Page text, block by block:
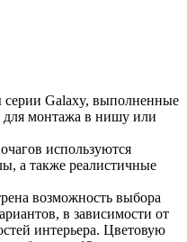
Galaxy, выполненные
для монтажа в нишу или
используются
а также реалистичные
возможность выбора
в зависимости от
интерьера. Цветовую